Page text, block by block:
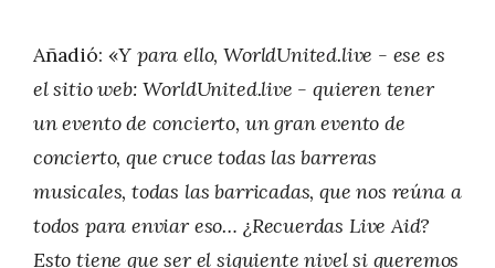
Añadió: «Y para ello, WorldUnited.live - ese es
el sitio web: WorldUnited.live - quieren tener
un evento de concierto, un gran evento de
concierto, que cruce todas las barreras
musicales, todas las barricadas, que nos reúna a
todos para enviar eso… ¿Recuerdas Live Aid?
Esto tiene que ser el siguiente nivel si queremos